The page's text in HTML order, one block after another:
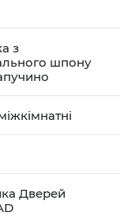
з
шпону
Дверей